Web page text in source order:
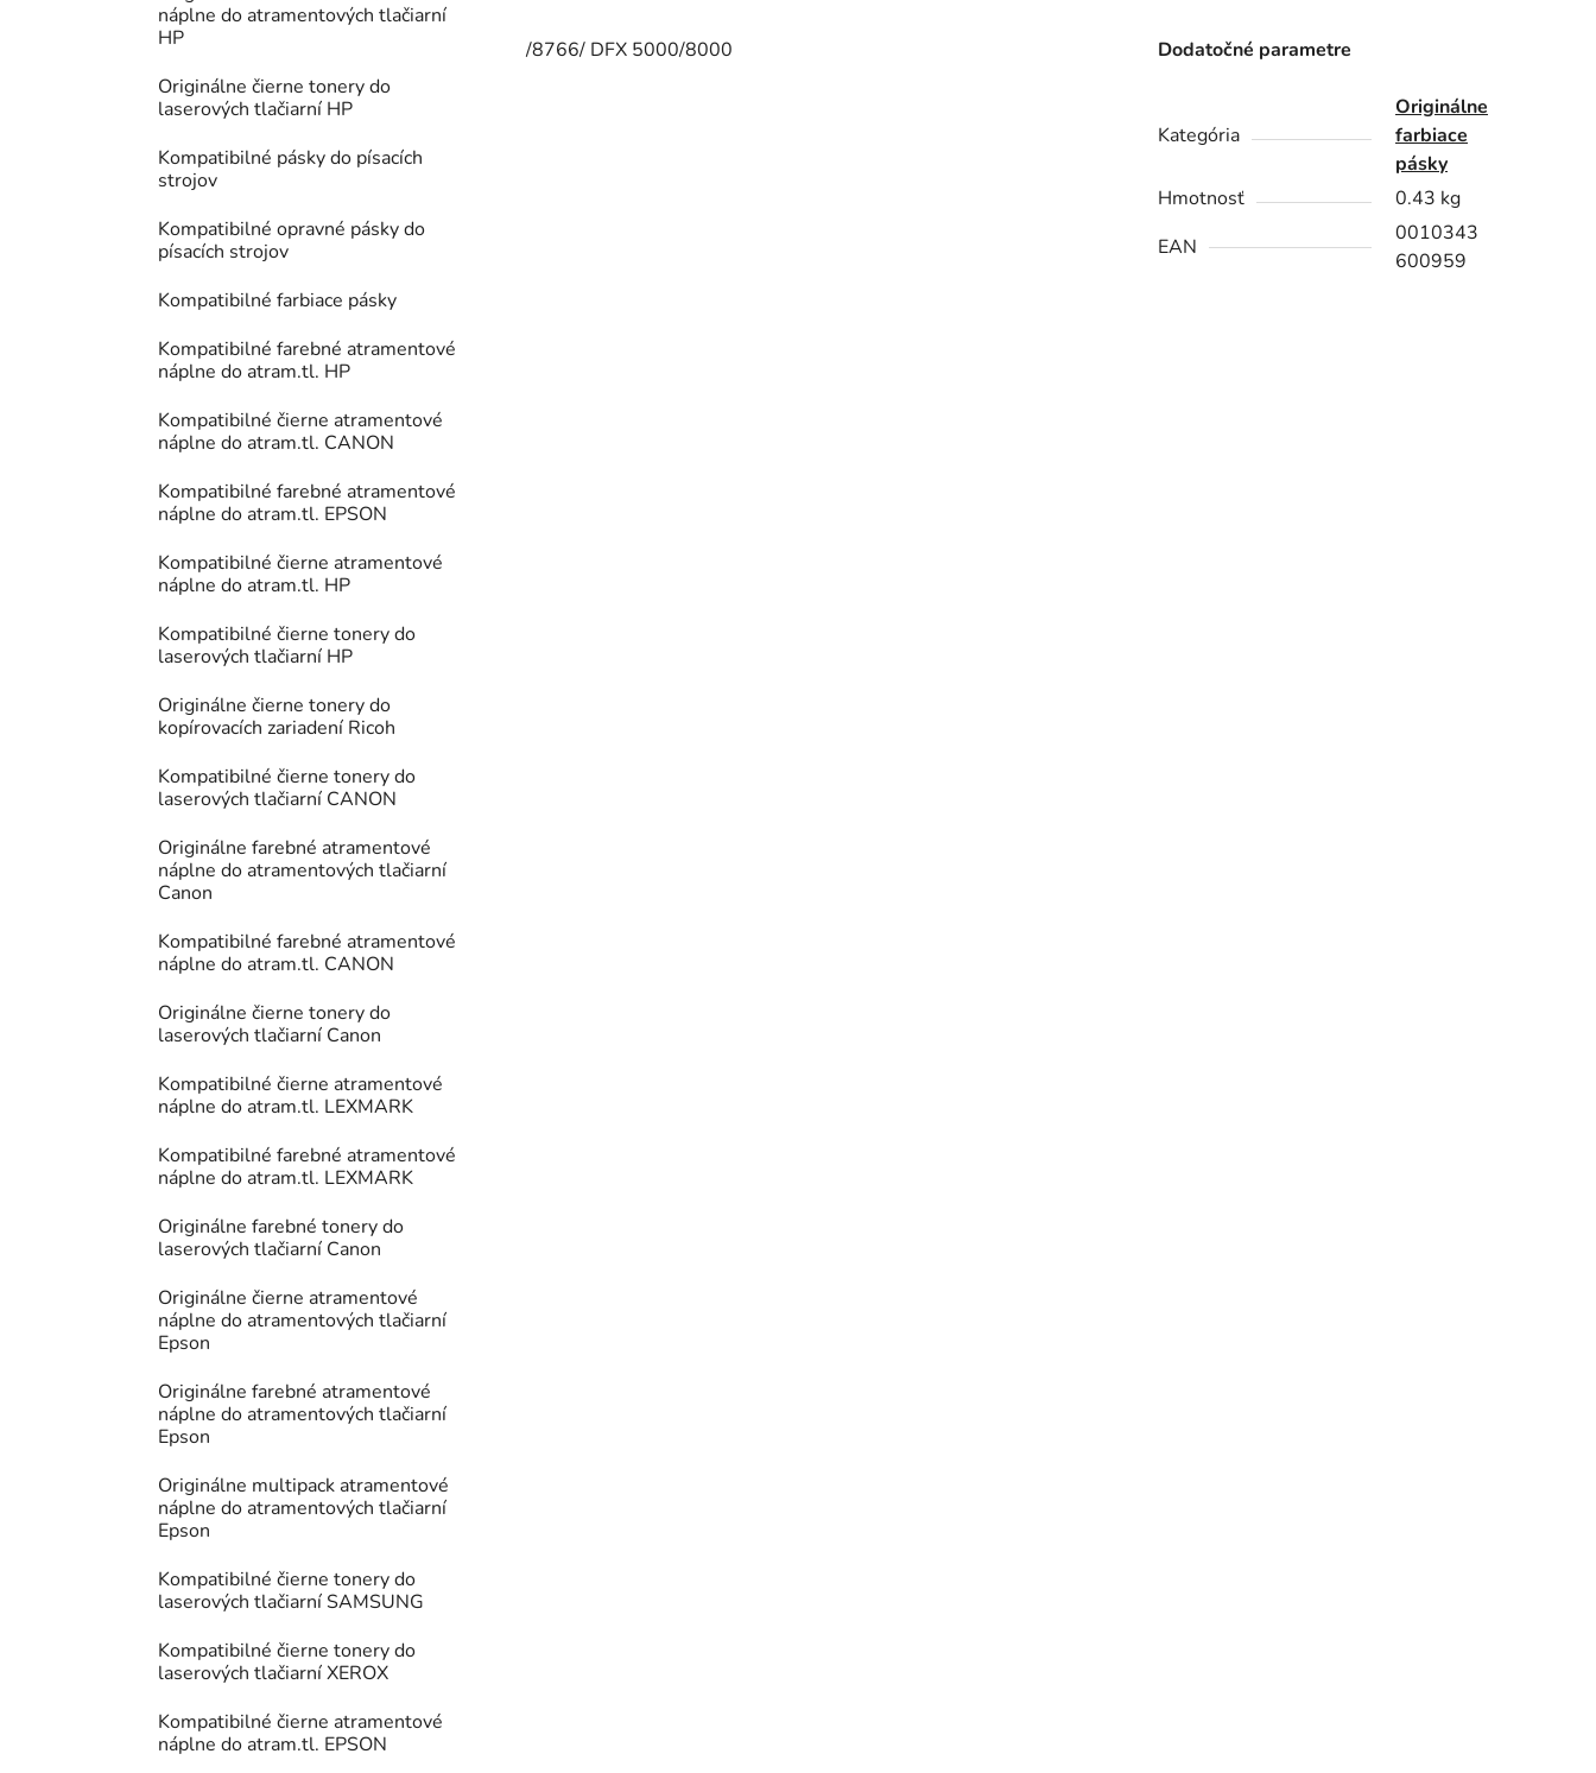
náplne do atramentových tlačiarní
HP
Originálne čierne tonery do
laserových tlačiarní HP
Kompatibilné pásky do písacích
strojov
Kompatibilné opravné pásky do
písacích strojov
Kompatibilné farbiace pásky
Kompatibilné farebné atramentové
náplne do atram.tl. HP
Kompatibilné čierne atramentové
náplne do atram.tl. CANON
Kompatibilné farebné atramentové
náplne do atram.tl. EPSON
Kompatibilné čierne atramentové
náplne do atram.tl. HP
Kompatibilné čierne tonery do
laserových tlačiarní HP
Originálne čierne tonery do
kopírovacích zariadení Ricoh
Kompatibilné čierne tonery do
laserových tlačiarní CANON
Originálne farebné atramentové
náplne do atramentových tlačiarní
Canon
Kompatibilné farebné atramentové
náplne do atram.tl. CANON
Originálne čierne tonery do
laserových tlačiarní Canon
Kompatibilné čierne atramentové
náplne do atram.tl. LEXMARK
Kompatibilné farebné atramentové
náplne do atram.tl. LEXMARK
Originálne farebné tonery do
laserových tlačiarní Canon
Originálne čierne atramentové
náplne do atramentových tlačiarní
Epson
Originálne farebné atramentové
náplne do atramentových tlačiarní
Epson
Originálne multipack atramentové
náplne do atramentových tlačiarní
Epson
Kompatibilné čierne tonery do
laserových tlačiarní SAMSUNG
Kompatibilné čierne tonery do
laserových tlačiarní XEROX
Kompatibilné čierne atramentové
náplne do atram.tl. EPSON
/8766/ DFX 5000/8000 Dodatočné parametre
Kategória
Originálne
farbiace
pásky
Hmotnosť
0.43 kg
EAN
0010343
600959